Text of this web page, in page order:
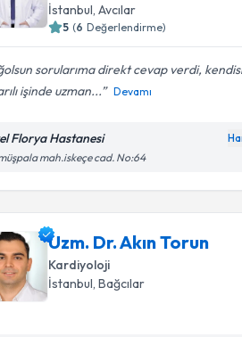
İstanbul, Avcılar
5 (6 Değerlendirme)
sorularıma direkt cevap verdi,
işinde uzman...
Devamı
Florya Hastanesi
mah.iskeçe cad. No:64
Uzm. Dr. Akın Torun
Kardiyoloji
İstanbul, Bağcılar